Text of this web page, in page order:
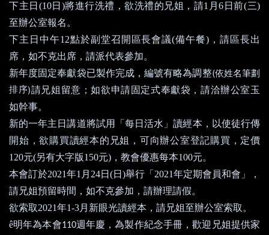
下主日 (10日 )將進行洗禮，欲洗禮的兄姐，請1 月6 日前(三)
至辦公室報名。
下主日中午12點於副堂召開區長會議(備午餐) ，請區長出
席，如不克出席，請派代表參加。
新年度固定奉獻袋已製作完成，編號有略為調整(依姓名筆劃
排序)請兄姐留意；如欲申請固定式奉獻袋，請洽辦公室玉
如幹事。
新的一年主日講道將試用「每日活水」讀經本，以使徒行傳
開始，欲購買讀經本的兄姐，可向辦公室登記購買，定價
120元(另有大字版150元) ，教會優惠每本100元。
本會訂於2021年1 月 24日 (日 )舉行「 2021年定期會員和會」，
請兄姐預留時間，如不克參加，請辦理請假。
欲索取2021年1-3月新眼光讀經本，請兄姐至辦公室索取。
ê明年為本會110週年慶，為製作紀念手冊，歡迎兄姐提供家